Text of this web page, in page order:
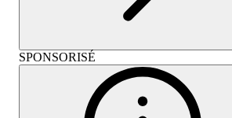
SPONSORISÉ